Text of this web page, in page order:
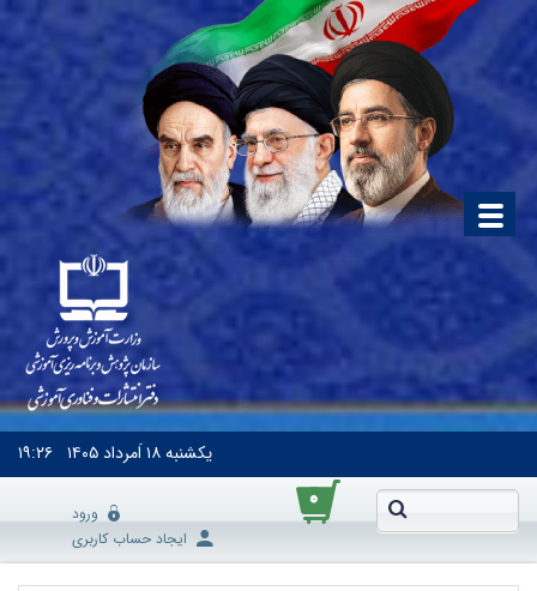
یکشنبه۱۸ اَمرداد ۱۴۰۵ ۱۹:۲۶
۰
ورود
ایجاد حساب کاربری